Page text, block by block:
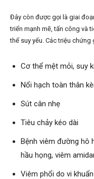
Đây còn được gọi là giai
triển mạnh mẽ, tấn công và
thể suy yếu. Các triệu
Cơ thể mệt mỏi, suy
Nổi hạch toàn thân
Sút cân nhẹ
Tiêu chảy kéo dài
Bệnh viêm đường hô
hầu họng, viêm
Viêm phổi do vi khuẩn